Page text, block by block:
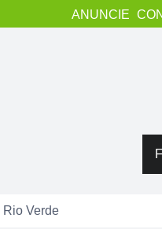
ANUNCIE
antecipada